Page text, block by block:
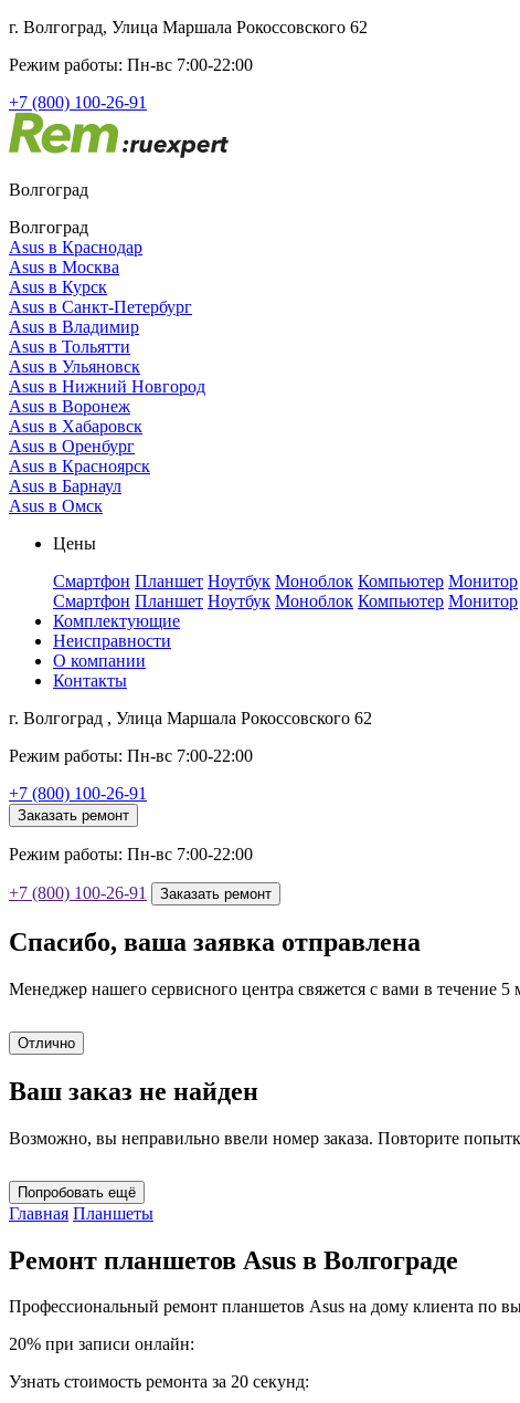
г. Волгоград, Улица Маршала Рокоссовского 62
Режим работы: Пн-вс 7:00-22:00
+7 (800) 100-26-91
Волгоград
Волгоград
Asus в Краснодар
Asus в Москва
Asus в Курск
Asus в Санкт-Петербург
Asus в Владимир
Asus в Тольятти
Asus в Ульяновск
Asus в Нижний Новгород
Asus в Воронеж
Asus в Хабаровск
Asus в Оренбург
Asus в Красноярск
Asus в Барнаул
Asus в Омск
Цены
Смартфон Планшет Ноутбук Моноблок Компьютер Монитор
Смартфон Планшет Ноутбук Моноблок Компьютер Монитор
Комплектующие
Неисправности
О компании
Контакты
г. Волгоград , Улица Маршала Рокоссовского 62
Режим работы: Пн-вс 7:00-22:00
+7 (800) 100-26-91
Заказать ремонт
Режим работы: Пн-вс 7:00-22:00
+7 (800) 100-26-91 Заказать ремонт
Спасибо, ваша заявка отправлена
Менеджер нашего сервисного центра свяжется с вами в течение 5
Отлично
Ваш заказ не найден
Возможно, вы неправильно ввели номер заказа. Повторите
Попробовать ещё
Главная Планшеты
Ремонт планшетов Asus в Волгограде
Профессиональный ремонт планшетов Asus на дому клиента по
20% при записи онлайн:
Узнать стоимость ремонта за 20 секунд: